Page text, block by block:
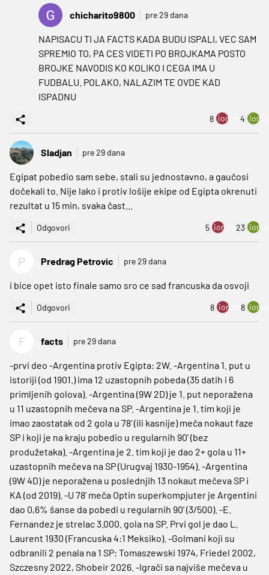
chicharito9800 pre 29 dana
NAPISACU TI JA FACTS KADA BUDU ISPALI, VEC SAM
SPREMIO TO, PA CES VIDETI PO BROJKAMA POSTO
BROJKE NAVODIS KO KOLIKO I CEGA IMA U
FUDBALU. POLAKO, NALAZIM TE OVDE KAD
ISPADNU
8 ion:minus
4
Sladjan pre 29 dana
Egipat pobedio sam sebe, stali su jednostavno, a gaučosi
dočekali to. Nije lako i protiv lošije ekipe od Egipta okrenuti
rezultat u 15 min, svaka čast...
Odgovori 5 ion:minus
23
P Predrag Petrovic pre 29 dana
i bice opet isto finale samo sro ce sad francuska da osvoji
Odgovori 8 ion:minus
8
F facts pre 29 dana
-prvi deo -Argentina protiv Egipta: 2W. -Argentina 1. put u
istoriji (od 1901.) ima 12 uzastopnih pobeda (35 datih i 6
primljenih golova). -Argentina (9W 2D) je 1. put neporažena
u 11 uzastopnih mečeva na SP. -Argentina je 1. tim koji je
imao zaostatak od 2 gola u 78’ (ili kasnije) meča nokaut faze
SP i koji je na kraju pobedio u regularnih 90’ (bez
produžetaka). -Argentina je 2. tim koji je dao 2+ gola u 11+
uzastopnih mečeva na SP (Urugvaj 1930-1954). -Argentina
(9W 4D) je neporažena u poslednjih 13 nokaut mečeva SP i
KA (od 2019). -U 78’ meča Optin superkompjuter je Argentini
dao 0,6% šanse da pobedi u regularnih 90’ (3/500). -E.
Fernandez je strelac 3.000. gola na SP. Prvi gol je dao L.
Laurent 1930 (Francuska 4:1 Meksiko). -Golmani koji su
odbranili 2 penala na 1 SP: Tomaszewski 1974, Friedel 2002,
Szczesny 2022, Shobeir 2026. -Igrači sa najviše mečeva u